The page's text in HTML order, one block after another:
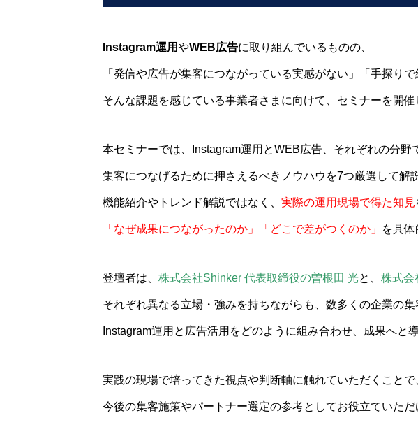
Instagram運用やWEB広告に取り組んでいるものの、
「発信や広告が集客につながっている実感がない」「手探りで
そんな課題を感じている事業者さまに向けて、セミナーを開催
本セミナーでは、Instagram運用とWEB広告、それぞれの分野
集客につなげるために押さえるべきノウハウを7つ厳選して解
機能紹介やトレンド解説ではなく、 実際の運用現場で得た知見
「なぜ成果につながったのか」「どこで差がつくのか」 を具体
登壇者は、 株式会社Shinker 代表取締役の曽根田 光と、 株式会
それぞれ異なる立場・強みを持ちながらも、数多くの企業の集
Instagram運用と広告活用をどのように組み合わせ、成果へと
実践の現場で培ってきた視点や判断軸に触れていただくことで
今後の集客施策やパートナー選定の参考としてお役立ていただ